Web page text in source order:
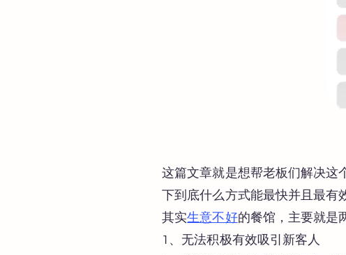
这篇文章就是想帮老板们解决这
下到底什么方式能最快并且最有
其实生意不好的餐馆，主要就是
1、无法积极有效吸引新客人